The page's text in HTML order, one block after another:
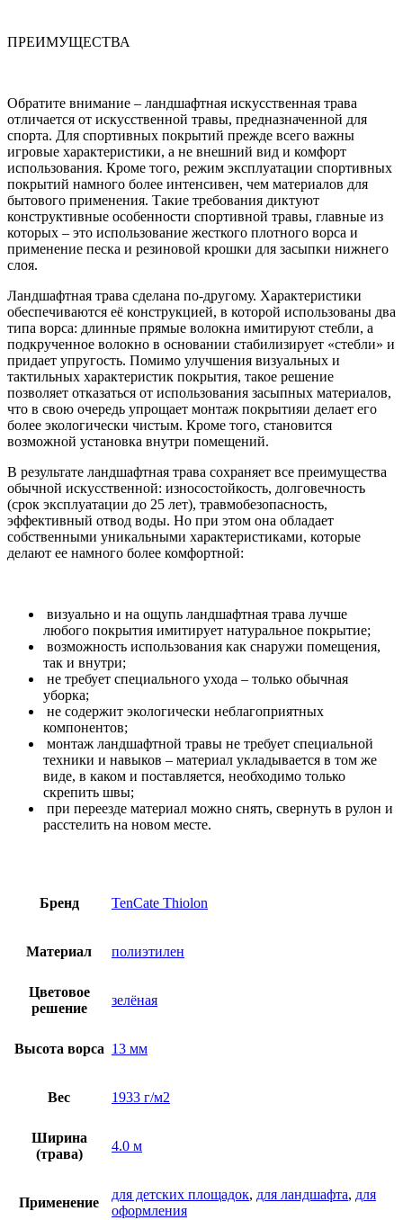
ПРЕИМУЩЕСТВА
Обратите внимание – ландшафтная искусственная трава
отличается от искусственной травы, предназначенной для
спорта. Для спортивных покрытий прежде всего важны
игровые характеристики, а не внешний вид и комфорт
использования. Кроме того, режим эксплуатации спортивных
покрытий намного более интенсивен, чем материалов для
бытового применения. Такие требования диктуют
конструктивные особенности спортивной травы, главные из
которых – это использование жесткого плотного ворса и
применение песка и резиновой крошки для засыпки нижнего
слоя.
Ландшафтная трава сделана по-другому. Характеристики
обеспечиваются её конструкцией, в которой использованы два
типа ворса: длинные прямые волокна имитируют стебли, а
подкрученное волокно в основании стабилизирует «стебли» и
придает упругость. Помимо улучшения визуальных и
тактильных характеристик покрытия, такое решение
позволяет отказаться от использования засыпных материалов,
что в свою очередь упрощает монтаж покрытияи делает его
более экологически чистым. Кроме того, становится
возможной установка внутри помещений.
В результате ландшафтная трава сохраняет все преимущества
обычной искусственной: износостойкость, долговечность
(срок эксплуатации до 25 лет), травмобезопасность,
эффективный отвод воды. Но при этом она обладает
собственными уникальными характеристиками, которые
делают ее намного более комфортной:
визуально и на ощупь ландшафтная трава лучше
любого покрытия имитирует натуральное покрытие;
возможность использования как снаружи помещения,
так и внутри;
не требует специального ухода – только обычная
уборка;
не содержит экологически неблагоприятных
компонентов;
монтаж ландшафтной травы не требует специальной
техники и навыков – материал укладывается в том же
виде, в каком и поставляется, необходимо только
скрепить швы;
при переезде материал можно снять, свернуть в рулон и
расстелить на новом месте.
Бренд TenCate Thiolon
Материал полиэтилен
Цветовое
решение
зелёная
Высота ворса 13 мм
Вес 1933 г/м2
Ширина
(трава)
4.0 м
Применение
для детских площадок, для ландшафта, для
оформления